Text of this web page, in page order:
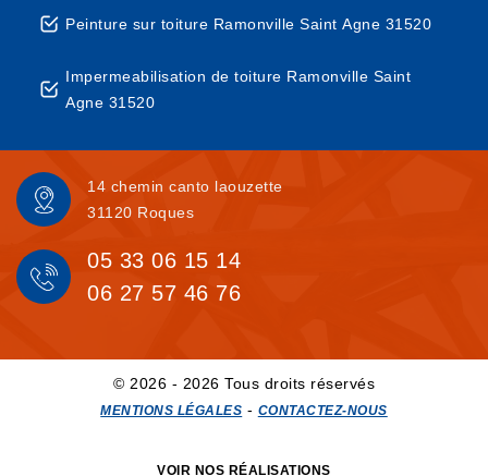
Peinture sur toiture Ramonville Saint Agne 31520
Impermeabilisation de toiture Ramonville Saint
Agne 31520
14 chemin canto laouzette
31120 Roques
05 33 06 15 14
06 27 57 46 76
© 2026 - 2026 Tous droits réservés
MENTIONS LÉGALES - CONTACTEZ-NOUS
VOIR NOS RÉALISATIONS